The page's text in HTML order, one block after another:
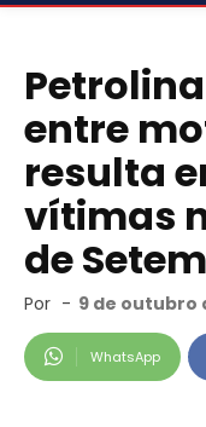
entre
resulta
vítimas
de
Por - 9 de outubro
WhatsApp